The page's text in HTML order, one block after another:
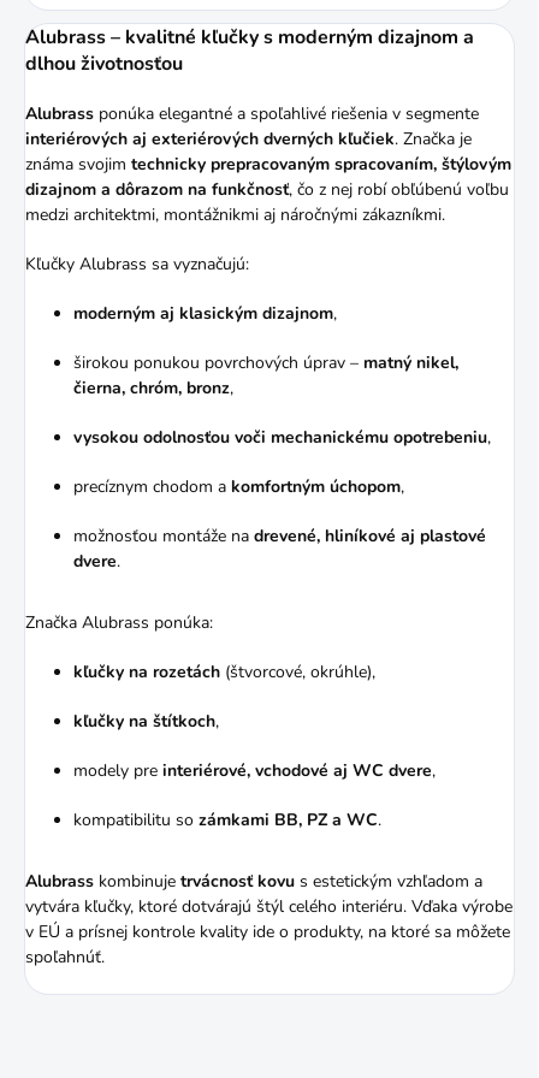
Alubrass – kvalitné kľučky s moderným dizajnom a
dlhou životnosťou
Alubrass ponúka elegantné a spoľahlivé riešenia v segmente
interiérových aj exteriérových dverných kľučiek. Značka je
známa svojim technicky prepracovaným spracovaním, štýlovým
dizajnom a dôrazom na funkčnosť, čo z nej robí obľúbenú voľbu
medzi architektmi, montážnikmi aj náročnými zákazníkmi.
Kľučky Alubrass sa vyznačujú:
moderným aj klasickým dizajnom,
širokou ponukou povrchových úprav – matný nikel,
čierna, chróm, bronz,
vysokou odolnosťou voči mechanickému opotrebeniu,
precíznym chodom a komfortným úchopom,
možnosťou montáže na drevené, hliníkové aj plastové
dvere.
Značka Alubrass ponúka:
kľučky na rozetách (štvorcové, okrúhle),
kľučky na štítkoch,
modely pre interiérové, vchodové aj WC dvere,
kompatibilitu so zámkami BB, PZ a WC.
Alubrass kombinuje trvácnosť kovu s estetickým vzhľadom a
vytvára kľučky, ktoré dotvárajú štýl celého interiéru. Vďaka výrobe
v EÚ a prísnej kontrole kvality ide o produkty, na ktoré sa môžete
spoľahnúť.